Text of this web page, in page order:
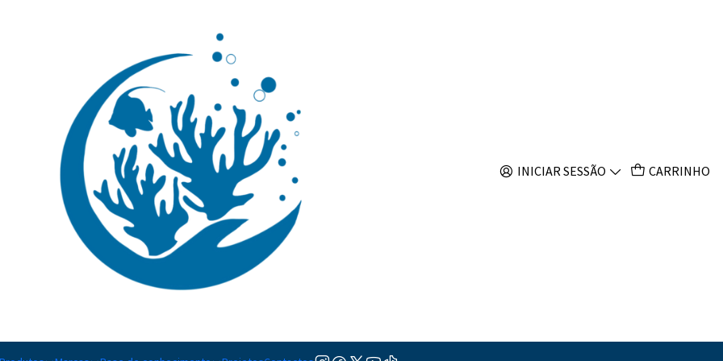
INICIAR SESSÃO CARRINHO
Chaetodon Fasciatus
Adicionar à lista de favoritos
Mostrar stock das localizações
DESCRIÇÃO
Nível de Cuidados:
Temperamento:
Compatível com Corais:Não